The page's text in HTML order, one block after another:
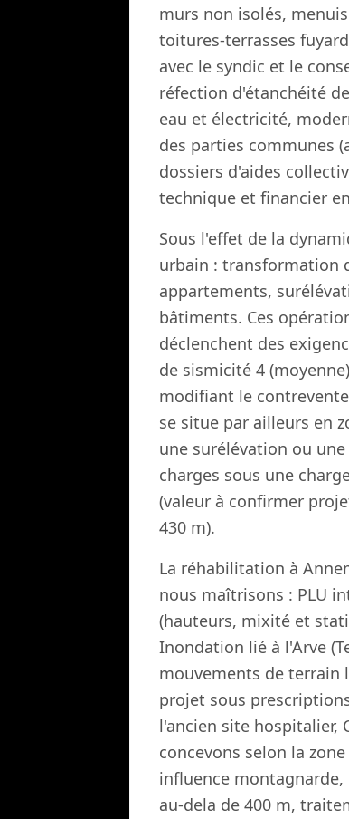
murs non isolés,
toitures-terrasses
avec le syndic et le
réfection d'étanchéité
eau et électricité,
des parties communes
dossiers d'aides
technique et financier
Sous l'effet de la
urbain : transformation
appartements,
bâtiments. Ces
déclenchent des
de sismicité 4
modifiant le
se situe par ailleurs en
une surélévation ou
charges sous une
(valeur à confirmer
430 m).
La réhabilitation à
nous maîtrisons : PLU
(hauteurs, mixité et
Inondation lié à l'Arve
mouvements de terrain
projet sous
l'ancien site hospitalier,
concevons selon la
influence
au-dela de 400 m,